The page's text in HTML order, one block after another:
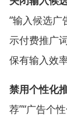
“输入候选广
示付费推广
保有输入效
禁用个性化
荐”“广告个